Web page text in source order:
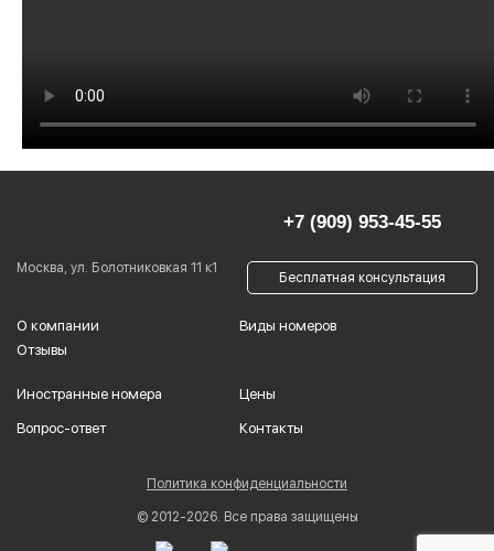
Москва, ул. Болотниковкая 11 к1
О компании
Отзывы
Виды номеров
Иностранные номера Цены
Вопрос-ответ Контакты
+7 (909) 953-45-55
Бесплатная консультация
Политика конфиденциальности
© 2012-2026. Все права защищены